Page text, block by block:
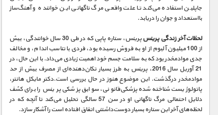
جاپلین استفاده می‌کند تا علت واقعی مرگ ناگهانی این خواننده و آهنگ‌ساز
بااستعداد و جوان را دریابد.
لحظات آخر زندگی پرینس
پرینس، ستاره پاپی که در طی 30 سال خوانندگی، بیش
از 100 میلیون آلبوم از او به فروش رسیده بود، فردی با تناسب اندام، و مخالف
جدی موادمخدر بود که به سلامت جسم خود اهمیت زیادی می‌داد. با این حال، در
21 آوریل سال 2016، پرینس به طرز بسیار تکان‌دهنده‌ای از مصرف بیش از حد
موادمخدر درگذشت. این موضوع هنوز در حال بررسی است.دکتر مایکل هانتر،
پاتولوژیست شناخته‌شده پزشکی‌قانونی، سوابق پزشکی پرینس را برای کشف
دلایل احتمالی مرگ ناگهانی او در سن 57 سالگی تحلیل می‌کند تا آنچه که در
لحظه‌های آخر این ستاره بسیار دوست‌داشتنی اتفاق افتاده است را آشکار سازد.